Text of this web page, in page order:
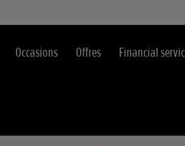
Occasions Offres Financial